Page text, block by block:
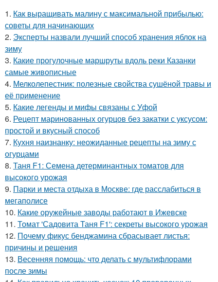
1. Как выращивать малину с максимальной прибылью:
советы для начинающих
2. Эксперты назвали лучший способ хранения яблок на
зиму
3. Какие прогулочные маршруты вдоль реки Казанки
самые живописные
4. Мелколепестник: полезные свойства сушёной травы и
её применение
5. Какие легенды и мифы связаны с Уфой
6. Рецепт маринованных огурцов без закатки с уксусом:
простой и вкусный способ
7. Кухня наизнанку: неожиданные рецепты на зиму с
огурцами
8. Таня F1: Семена детерминантных томатов для
высокого урожая
9. Парки и места отдыха в Москве: где расслабиться в
мегаполисе
10. Какие оружейные заводы работают в Ижевске
11. Томат 'Садовита Таня F1': секреты высокого урожая
12. Почему фикус бенджамина сбрасывает листья:
причины и решения
13. Весенняя помощь: что делать с мультифлорами
после зимы